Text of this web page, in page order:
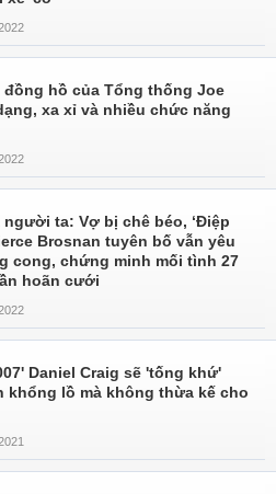
đồng hồ của Tổng thống Joe
xa xỉ và nhiều chức năng
ta: Vợ bị chê béo, ‘Điệp
Brosnan tuyên bố vẫn yêu
cong, chứng minh mối tình 27
hoãn cưới
Daniel Craig sẽ 'tống khứ'
khổng lồ mà không thừa kế cho